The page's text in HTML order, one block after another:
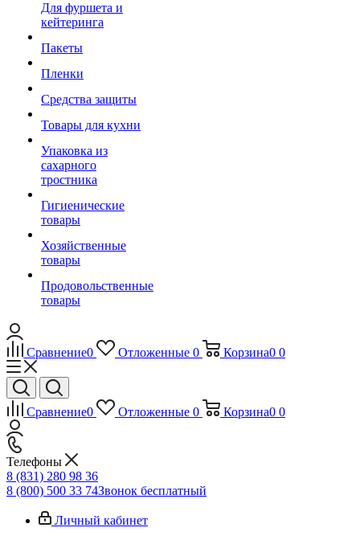
Для фуршета и
кейтеринга
Пакеты
Пленки
Средства защиты
Товары для кухни
Упаковка из
сахарного
тростника
Гигиенические
товары
Хозяйственные
товары
Продовольственные
товары
Сравнение0 Отложенные 0 Корзина0 0
Сравнение0 Отложенные 0 Корзина0 0
Телефоны
8 (831) 280 98 36
8 (800) 500 33 74Звонок бесплатный
Личный кабинет